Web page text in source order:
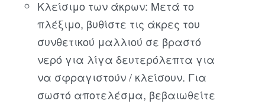
Κλείσιμο των άκρων: Μετά το
πλέξιμο, βυθίστε τις άκρες του
συνθετικού μαλλιού σε βραστό
νερό για λίγα δευτερόλεπτα για
να σφραγιστούν / κλείσουν. Για
σωστό αποτελέσμα, βεβαιωθείτε